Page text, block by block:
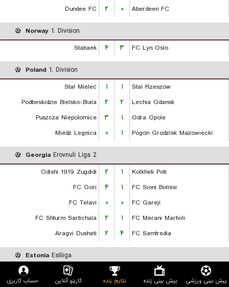
Dundee FC
۲ ۰ Aberdeen FC
Norway 1. Division
Stabaek
۴ ۳ FC Lyn Oslo
Poland 1. Division
Stal Mielec
۱ ۱
Stal Rzeszow
Podbeskidzie Bielsko-Biala
۲ ۲
Lechia Gdansk
Puszcza Niepołomice
۳ ۱
Odra Opole
Miedz Legnica
۰ ۱ Pogon Grodzisk Mazowiecki
Georgia Erovnuli Liga 2
Odishi 1919 Zugdidi
۲ ۱
Kolkheti Poti
FC Gori
۴ ۱
FC Sioni Bolnisi
FC Telavi
۰ ۰
FC Gareji
FC Shturm Sartichala
۲ ۱
FC Merani Martvili
Aragvi Dusheti
۲ ۴ FC Samtredia
Estonia Esiliiga
JK Tallinna Kalev
FC Tallinn
پیش بینی ورزشی پیش بینی زنده نتایج زنده کازینو آنلاین حساب کاربری